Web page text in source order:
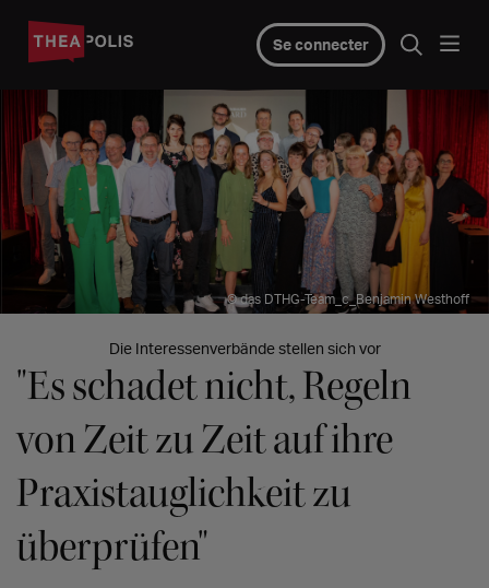
Se connecter
© das DTHG-Team_c_Benjamin Westhoff
Die Interessenverbände stellen sich vor
"Es schadet nicht, Regeln
von Zeit zu Zeit auf ihre
Praxistauglichkeit zu
überprüfen"